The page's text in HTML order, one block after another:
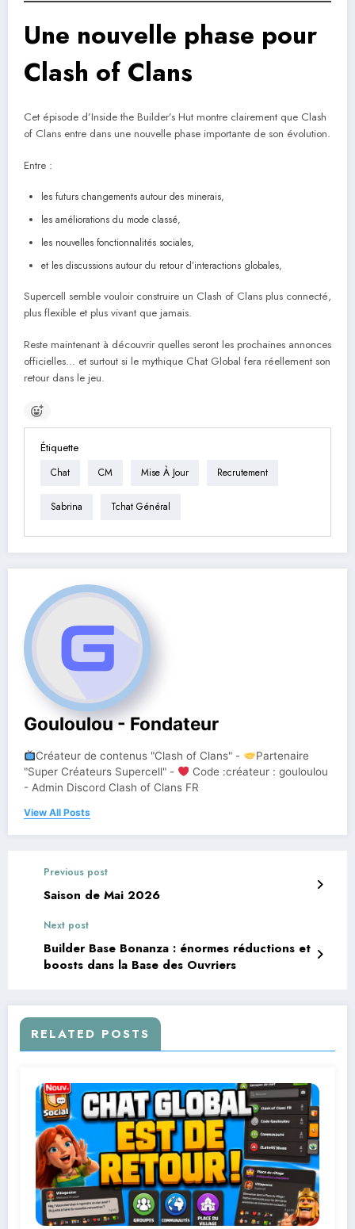
Une nouvelle phase pour
Clash of Clans
Cet épisode d’Inside the Builder’s Hut montre clairement que Clash
of Clans entre dans une nouvelle phase importante de son évolution.
Entre :
les futurs changements autour des minerais,
les améliorations du mode classé,
les nouvelles fonctionnalités sociales,
et les discussions autour du retour d’interactions globales,
Supercell semble vouloir construire un Clash of Clans plus connecté,
plus flexible et plus vivant que jamais.
Reste maintenant à découvrir quelles seront les prochaines annonces
officielles… et surtout si le mythique Chat Global fera réellement son
retour dans le jeu.
Étiquette
Chat CM Mise À Jour Recrutement
Sabrina Tchat Général
Gouloulou - Fondateur
Créateur de contenus "Clash of Clans" -
Partenaire
"Super Créateurs Supercell" -
Code :créateur : gouloulou
- Admin Discord Clash of Clans FR
View All Posts
Previous post
Saison de Mai 2026
Next post
Builder Base Bonanza : énormes réductions et
boosts dans la Base des Ouvriers
RELATED POSTS